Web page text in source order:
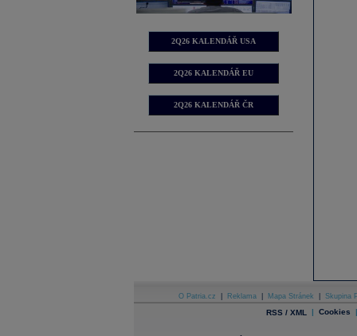
2Q26 KALENDÁŘ USA
2Q26 KALENDÁŘ EU
2Q26 KALENDÁŘ ČR
O Patria.cz Reklama Mapa Stránek Skupina
RSS / XML | Cookies |